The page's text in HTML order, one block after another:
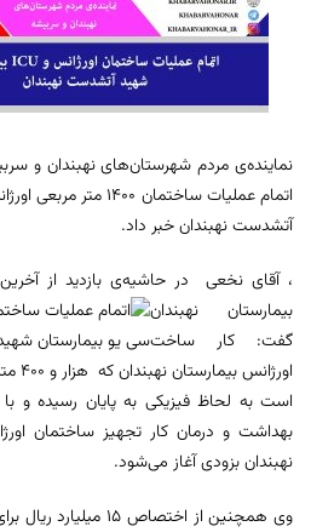
نماینده‌ی مردم شهرستان‌های نهبندان و
اتمام عملیات ساختمان
آتشدست نهبندان خبر داد.
، آقای نخعی در حاشیه‌ی بازدید از
بیمارستان نهبندان
گفت: کار ساخت
است به لحاظ فیزیکی به پایان رسیده و
بهداشت و درمان کار تجهیز ساختمان
نهبندان بزودی آغاز می‌شود.